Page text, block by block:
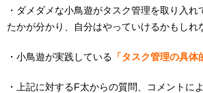
・ダメダメな小鳥遊がタスク管理を取り入れ
たかが分かり、自分はやっていけるかもしれ
・小鳥遊が実践している 「タスク管理の具体
・上記に対するF太からの質問、コメントに